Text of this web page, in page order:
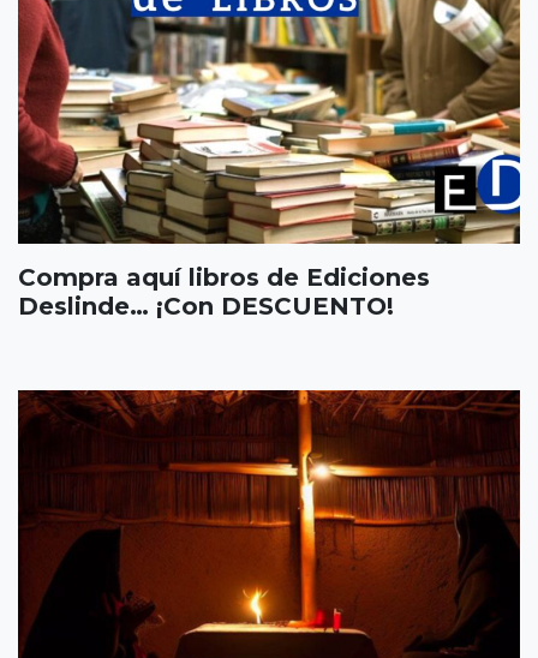
Compra aquí libros de Ediciones
Deslinde… ¡Con DESCUENTO!